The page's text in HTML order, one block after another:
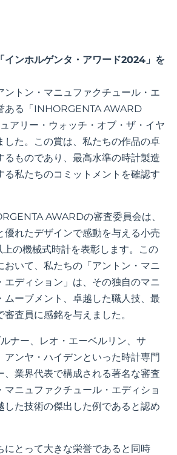
インホルゲンタ・アワード2024」を
ントン・マニュファクチュール・エ
ある「INHORGENTA AWARD
アリー・ウォッチ・オブ・ザ・イヤ
した。この賞は、私たちの作品の卓
るものであり、最高水準の時計製造
る私たちのコミットメントを確認す
AWARDの審査委員会は、
優れたデザインで感動を与える小売
の機械式時計を表彰します。この
おいて、私たちの「アントン・マニ
エディション」は、その独自のマニ
ムーブメント、卓越した職人技、最
査員に感銘を与えました。
ナー、レオ・エーベルリン、サ
アンヤ・ハイデンといった時計専門
、業界代表で構成される著名な審査
マニュファクチュール・エディショ
した技術の傑出した例であると認め
にとって大きな栄誉であると同時